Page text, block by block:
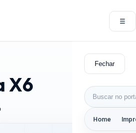
☰
Fechar
Buscar por:
Home
X6